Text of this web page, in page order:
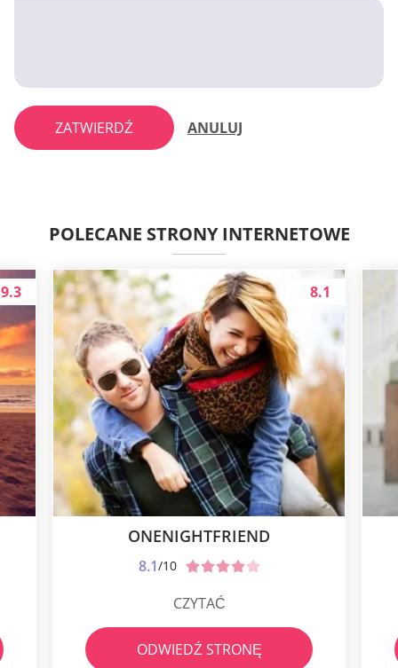
ZATWIERDŹ ANULUJ
POLECANE STRONY INTERNETOWE
9.3
ONENIGHTFRIEND
8.1/10
8.1
CZYTAĆ
ODWIEDŹ STRONĘ